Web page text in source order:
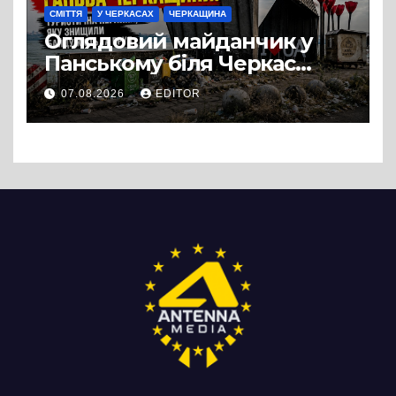
СМІТТЯ У ЧЕРКАСАХ ЧЕРКАЩИНА
Оглядовий майданчик у
Панському біля Черкас
перетворився на занедбане
сміттєзвалище
07.08.2026 EDITOR